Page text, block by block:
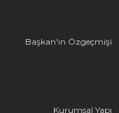
Başkan'ın Özgeçmişi
Kurumsal Yapı